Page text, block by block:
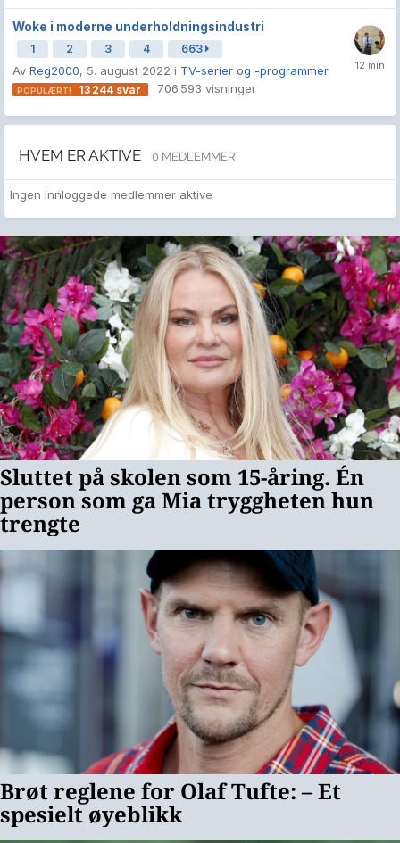
Woke i moderne underholdningsindustri
1 2 3 4 663
Av Reg2000, 5. august 2022 i TV-serier og -programmer
13 244 svar 706 593 visninger
HVEM ER AKTIVE 0 MEDLEMMER
Ingen innloggede medlemmer aktive